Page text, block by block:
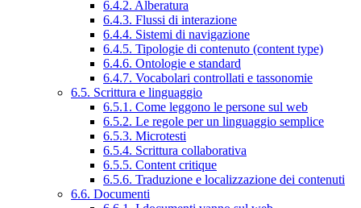
6.4.2. Alberatura
6.4.3. Flussi di interazione
6.4.4. Sistemi di navigazione
6.4.5. Tipologie di contenuto (content type)
6.4.6. Ontologie e standard
6.4.7. Vocabolari controllati e tassonomie
6.5. Scrittura e linguaggio
6.5.1. Come leggono le persone sul web
6.5.2. Le regole per un linguaggio semplice
6.5.3. Microtesti
6.5.4. Scrittura collaborativa
6.5.5. Content critique
6.5.6. Traduzione e localizzazione dei contenuti
6.6. Documenti